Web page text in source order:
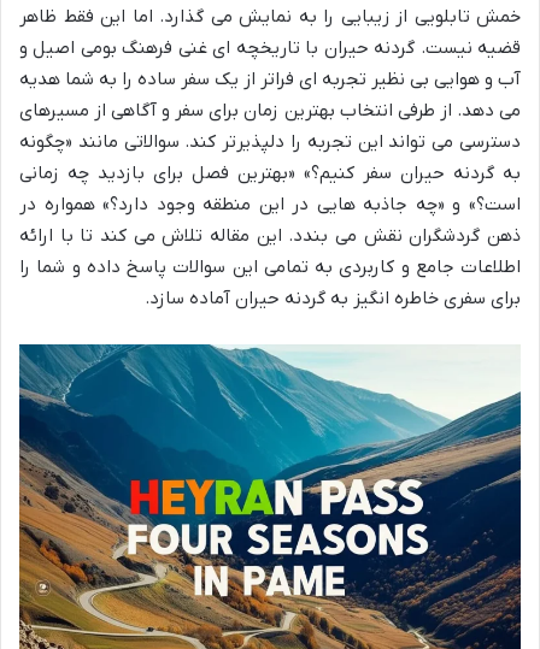
خمش تابلویی از زیبایی را به نمایش می گذارد. اما این فقط ظاهر
قضیه نیست. گردنه حیران با تاریخچه ای غنی فرهنگ بومی اصیل و
آب و هوایی بی نظیر تجربه ای فراتر از یک سفر ساده را به شما هدیه
می دهد. از طرفی انتخاب بهترین زمان برای سفر و آگاهی از مسیرهای
دسترسی می تواند این تجربه را دلپذیرتر کند. سوالاتی مانند «چگونه
به گردنه حیران سفر کنیم؟» «بهترین فصل برای بازدید چه زمانی
است؟» و «چه جاذبه هایی در این منطقه وجود دارد؟» همواره در
ذهن گردشگران نقش می بندد. این مقاله تلاش می کند تا با ارائه
اطلاعات جامع و کاربردی به تمامی این سوالات پاسخ داده و شما را
برای سفری خاطره انگیز به گردنه حیران آماده سازد.